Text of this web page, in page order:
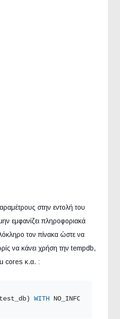
στην εντολή του
εμφανίζει πληροφοριακά
τον πίνακα ώστε να
να κάνει χρήση την tempdb,
cores κ.α. :
WITH NO_INFOMSGS,